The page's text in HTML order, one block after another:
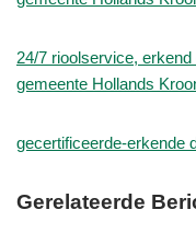
24/7 rioolservice,
gemeente Hollands
gecertificeerde-erkende
Gerelateerde